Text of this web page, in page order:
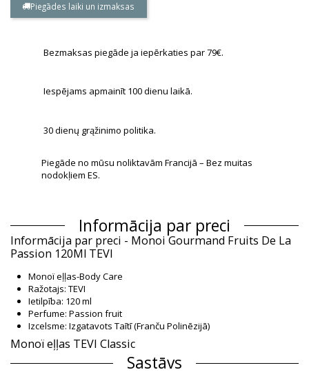
Piegādes laiki un izmaksas
Bezmaksas piegāde ja iepērkaties par 79€.
Iespējams apmainīt 100 dienu laikā.
30 dienų grąžinimo politika.
Piegāde no mūsu noliktavām Francijā – Bez muitas
nodokļiem ES.
Informācija par preci
Informācija par preci - Monoi Gourmand Fruits De La
Passion 120Ml TEVI
Monoï eļļas-Body Care
Ražotajs: TEVI
Ietilpība: 120 ml
Perfume: Passion fruit
Izcelsme: Izgatavots Taītī (Franču Polinēzijā)
Monoï eļļas TEVI Classic
Sastāvs